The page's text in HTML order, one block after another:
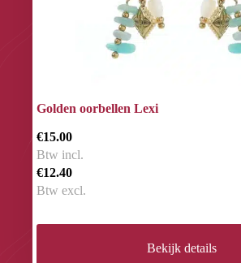
Golden oorbellen Lexi
€15.00
Btw incl.
€12.40
Btw excl.
Bekijk details